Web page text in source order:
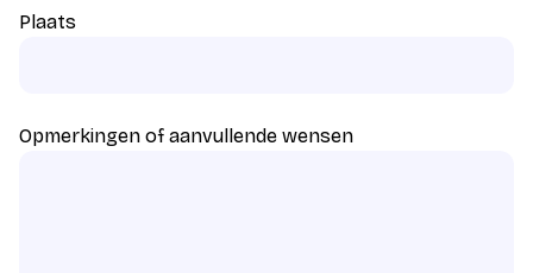
Plaats
Opmerkingen of aanvullende wensen